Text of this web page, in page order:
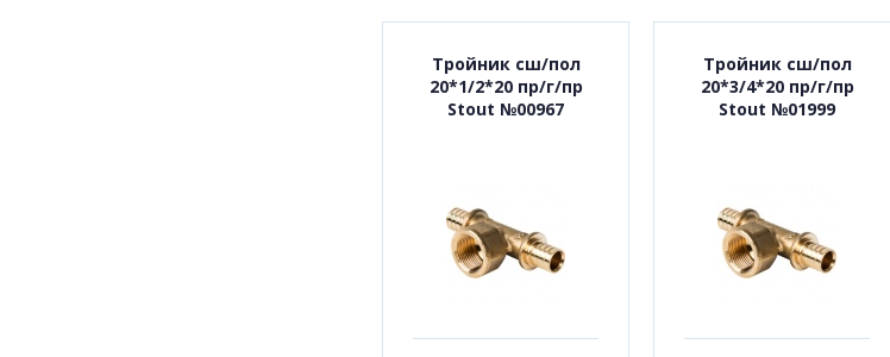
Тройник сш/пол
20*1/2*20 пр/г/пр
Stout №00967
Тройник сш/пол
20*3/4*20 пр/г/пр
Stout №01999